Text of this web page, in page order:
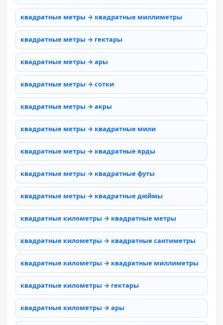
квадратные метры → квадратные миллиметры
квадратные метры → гектары
квадратные метры → ары
квадратные метры → сотки
квадратные метры → акры
квадратные метры → квадратные мили
квадратные метры → квадратные ярды
квадратные метры → квадратные футы
квадратные метры → квадратные дюймы
квадратные километры → квадратные метры
квадратные километры → квадратные сантиметры
квадратные километры → квадратные миллиметры
квадратные километры → гектары
квадратные километры → ары